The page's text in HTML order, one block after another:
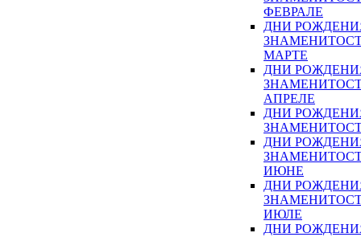
ФЕВРАЛЕ
ДНИ
МАРТЕ
ДНИ
АПРЕЛЕ
ДНИ
ДНИ
ИЮНЕ
ДНИ
ИЮЛЕ
ДНИ